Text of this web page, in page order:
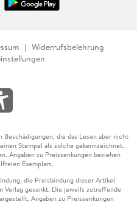
Widerrufsbelehrung
die das Lesen aber nicht
Stempel als solche gekennzeichnet.
Angaben zu Preissenkungen beziehen
Exemplars.
die Preisbindung dieser Artikel
Verlag gesenkt. Die jeweils zutreffende
Angaben zu Preissenkungen